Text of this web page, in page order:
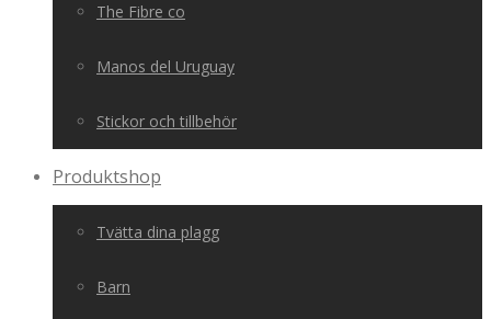
The Fibre co
Manos del Uruguay
Stickor och tillbehör
Produktshop
Tvätta dina plagg
Barn